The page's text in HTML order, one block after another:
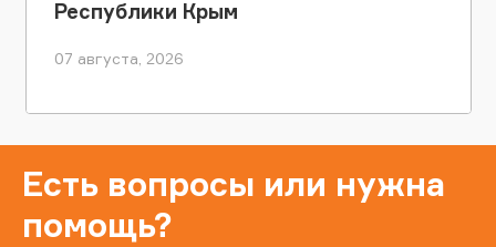
Республики Крым
07 августа, 2026
Есть вопросы или нужна
помощь?